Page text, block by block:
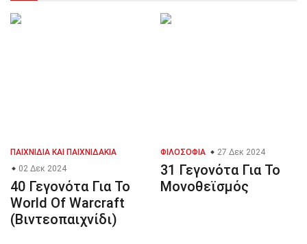
ΠΑΙΧΝΊΔΙΑ ΚΑΙ ΠΑΙΧΝΙΔΆΚΙΑ
02 Δεκ 2024
40 Γεγονότα Για Το
World Of Warcraft
(Βιντεοπαιχνίδι)
ΦΙΛΟΣΟΦΊΑ 27 Δεκ 2024
31 Γεγονότα Για Το
Μονοθεϊσμός